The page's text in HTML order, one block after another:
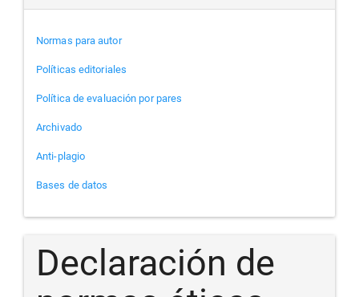
Normas para autor
Políticas editoriales
Política de evaluación por pares
Archivado
Anti-plagio
Bases de datos
Declaración de